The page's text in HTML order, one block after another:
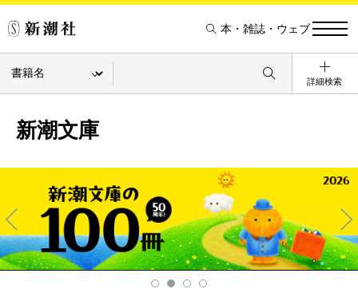
本・雑誌・ウェブ
詳細検索
新潮文庫
Pre
v
Ne
xt